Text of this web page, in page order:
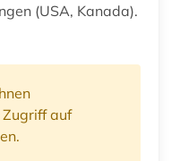
(USA, Kanada).
auf